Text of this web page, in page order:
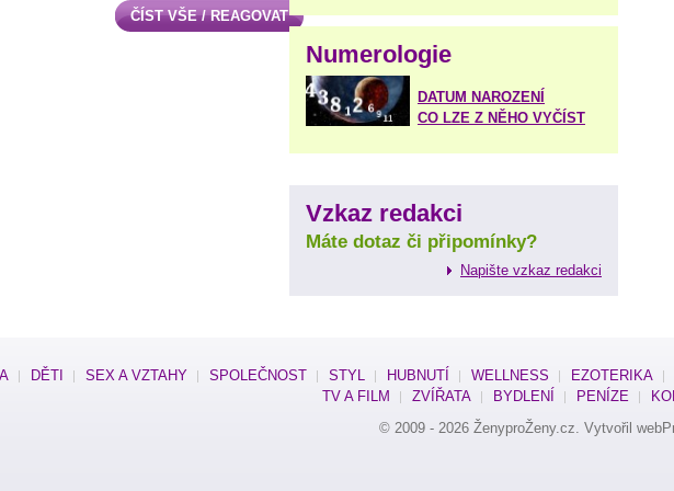
ČÍST VŠE / REAGOVAT
Numerologie
DATUM NAROZENÍ
CO LZE Z NĚHO VYČÍST
Vzkaz redakci
Máte dotaz či připomínky?
Napište vzkaz redakci
DĚTI SEX A VZTAHY SPOLEČNOST STYL HUBNUTÍ WELLNESS EZOTERIKA
TV A FILM
ZVÍŘATA BYDLENÍ PENÍZE
© 2009 - 2026 ŽenyproŽeny.cz . Vytvořil